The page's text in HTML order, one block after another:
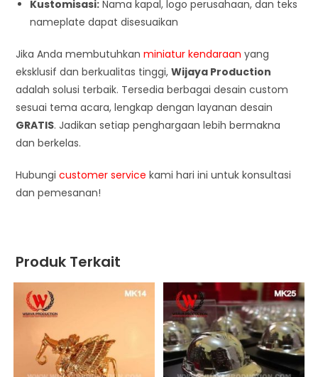
Kustomisasi: Nama kapal, logo perusahaan, dan teks
nameplate dapat disesuaikan
Jika Anda membutuhkanminiatur kendaraan yang
eksklusif dan berkualitas tinggi,Wijaya Production
adalah solusi terbaik. Tersedia berbagai desain custom
sesuai tema acara, lengkap dengan layanan desain
GRATIS. Jadikan setiap penghargaan lebih bermakna
dan berkelas.
Hubungicustomer service kami hari ini untuk konsultasi
dan pemesanan!
Produk Terkait